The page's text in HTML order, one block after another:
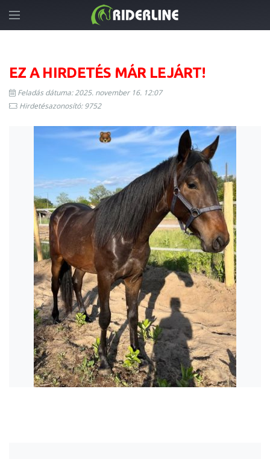
EZ A HIRDETÉS MÁR LEJÁRT!
Feladás dátuma: 2025. november 16. 12:07
Hirdetésazonosító: 9752